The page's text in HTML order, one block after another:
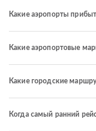
Какие аэропорты
Какие аэропортовые
Какие городские
Когда самый ранний